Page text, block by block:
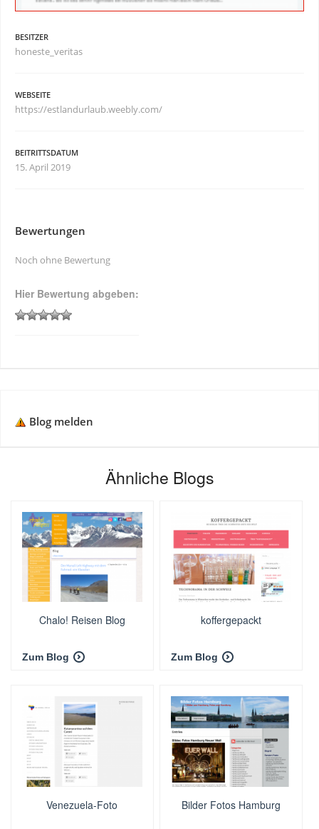
BESITZER
honeste_veritas
WEBSEITE
https://estlandurlaub.weebly.com/
BEITRITTSDATUM
15. April 2019
Bewertungen
Noch ohne Bewertung
Hier Bewertung abgeben:
Blog melden
Ähnliche Blogs
Chalo! Reisen Blog
Zum Blog
koffergepackt
Zum Blog
Venezuela-Foto Bilder Fotos Hamburg